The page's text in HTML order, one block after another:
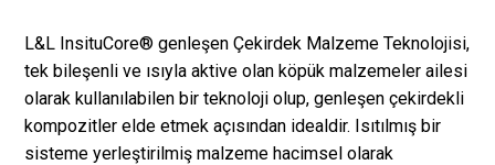
L&L InsituCore® genleşen Çekirdek Malzeme Teknolojisi,
tek bileşenli ve ısıyla aktive olan köpük malzemeler ailesi
olarak kullanılabilen bir teknoloji olup, genleşen çekirdekli
kompozitler elde etmek açısından idealdir. Isıtılmış bir
sisteme yerleştirilmiş malzeme hacimsel olarak